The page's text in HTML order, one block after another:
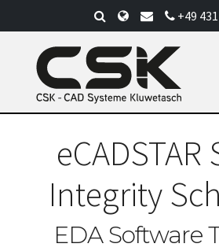
to
content
+49
eCADSTAR
Integrity
EDA Software